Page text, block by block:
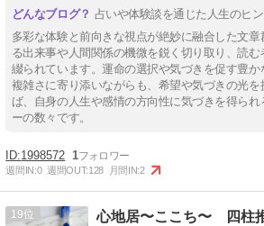
占いや体験談を通じた人生のヒン
多彩な体験と前向きな視点が絶妙に融合した文
る出来事や人間関係の機微を鋭く切り取り、読
綴られています。運命の選択や気づきを促す豊
複雑さに寄り添いながらも、希望や気づきの光
ば、自身の人生や感情の方向性に気づきを得られ
ーの数々です。
1998572 1
週間IN:0 週間OUT:128 月間IN:2
19